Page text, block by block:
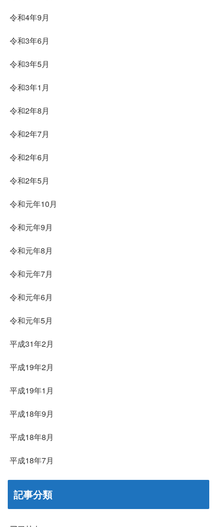
令和4年9月
令和3年6月
令和3年5月
令和3年1月
令和2年8月
令和2年7月
令和2年6月
令和2年5月
令和元年10月
令和元年9月
令和元年8月
令和元年7月
令和元年6月
令和元年5月
平成31年2月
平成19年2月
平成19年1月
平成18年9月
平成18年8月
平成18年7月
記事分類